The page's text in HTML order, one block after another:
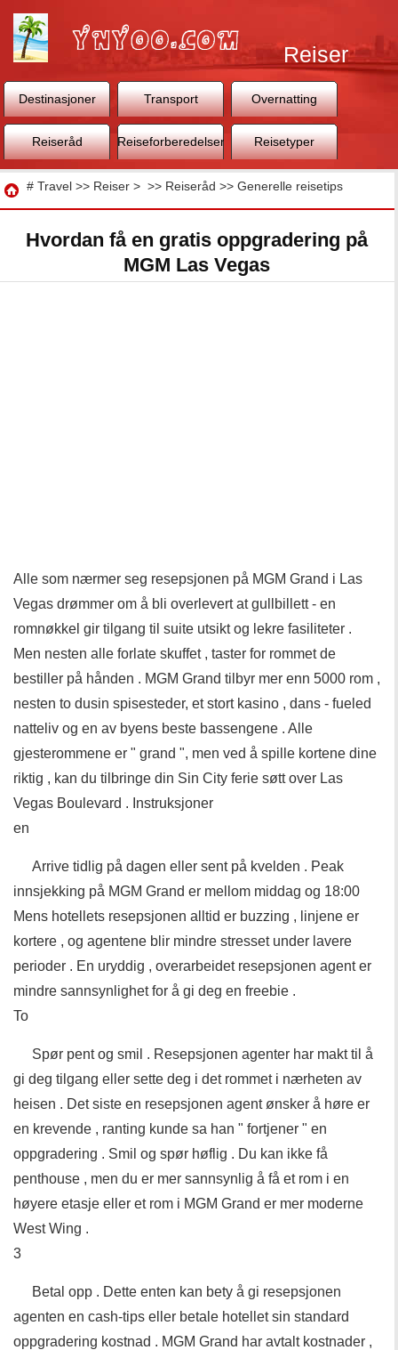
Reiser
Destinasjoner Transport Overnatting
Reiseråd Reiseforberedelser Reisetyper
Reise
# Travel >> Reiser > >> Reiseråd >> Generelle reisetips
Hvordan få en gratis oppgradering på
MGM Las Vegas
Alle som nærmer seg resepsjonen på MGM Grand i Las
Vegas drømmer om å bli overlevert at gullbillett - en
romnøkkel gir tilgang til suite utsikt og lekre fasiliteter .
Men nesten alle forlate skuffet , taster for rommet de
bestiller på hånden . MGM Grand tilbyr mer enn 5000 rom ,
nesten to dusin spisesteder, et stort kasino , dans - fueled
natteliv og en av byens beste bassengene . Alle
gjesterommene er " grand ", men ved å spille kortene dine
riktig , kan du tilbringe din Sin City ferie søtt over Las
Vegas Boulevard . Instruksjoner
en
Arrive tidlig på dagen eller sent på kvelden . Peak
innsjekking på MGM Grand er mellom middag og 18:00
Mens hotellets resepsjonen alltid er buzzing , linjene er
kortere , og agentene blir mindre stresset under lavere
perioder . En uryddig , overarbeidet resepsjonen agent er
mindre sannsynlighet for å gi deg en freebie .
To
Spør pent og smil . Resepsjonen agenter har makt til å
gi deg tilgang eller sette deg i det rommet i nærheten av
heisen . Det siste en resepsjonen agent ønsker å høre er
en krevende , ranting kunde sa han " fortjener " en
oppgradering . Smil og spør høflig . Du kan ikke få
penthouse , men du er mer sannsynlig å få et rom i en
høyere etasje eller et rom i MGM Grand er mer moderne
West Wing .
3
Betal opp . Dette enten kan bety å gi resepsjonen
agenten en cash-tips eller betale hotellet sin standard
oppgradering kostnad . MGM Grand har avtalt kostnader ,